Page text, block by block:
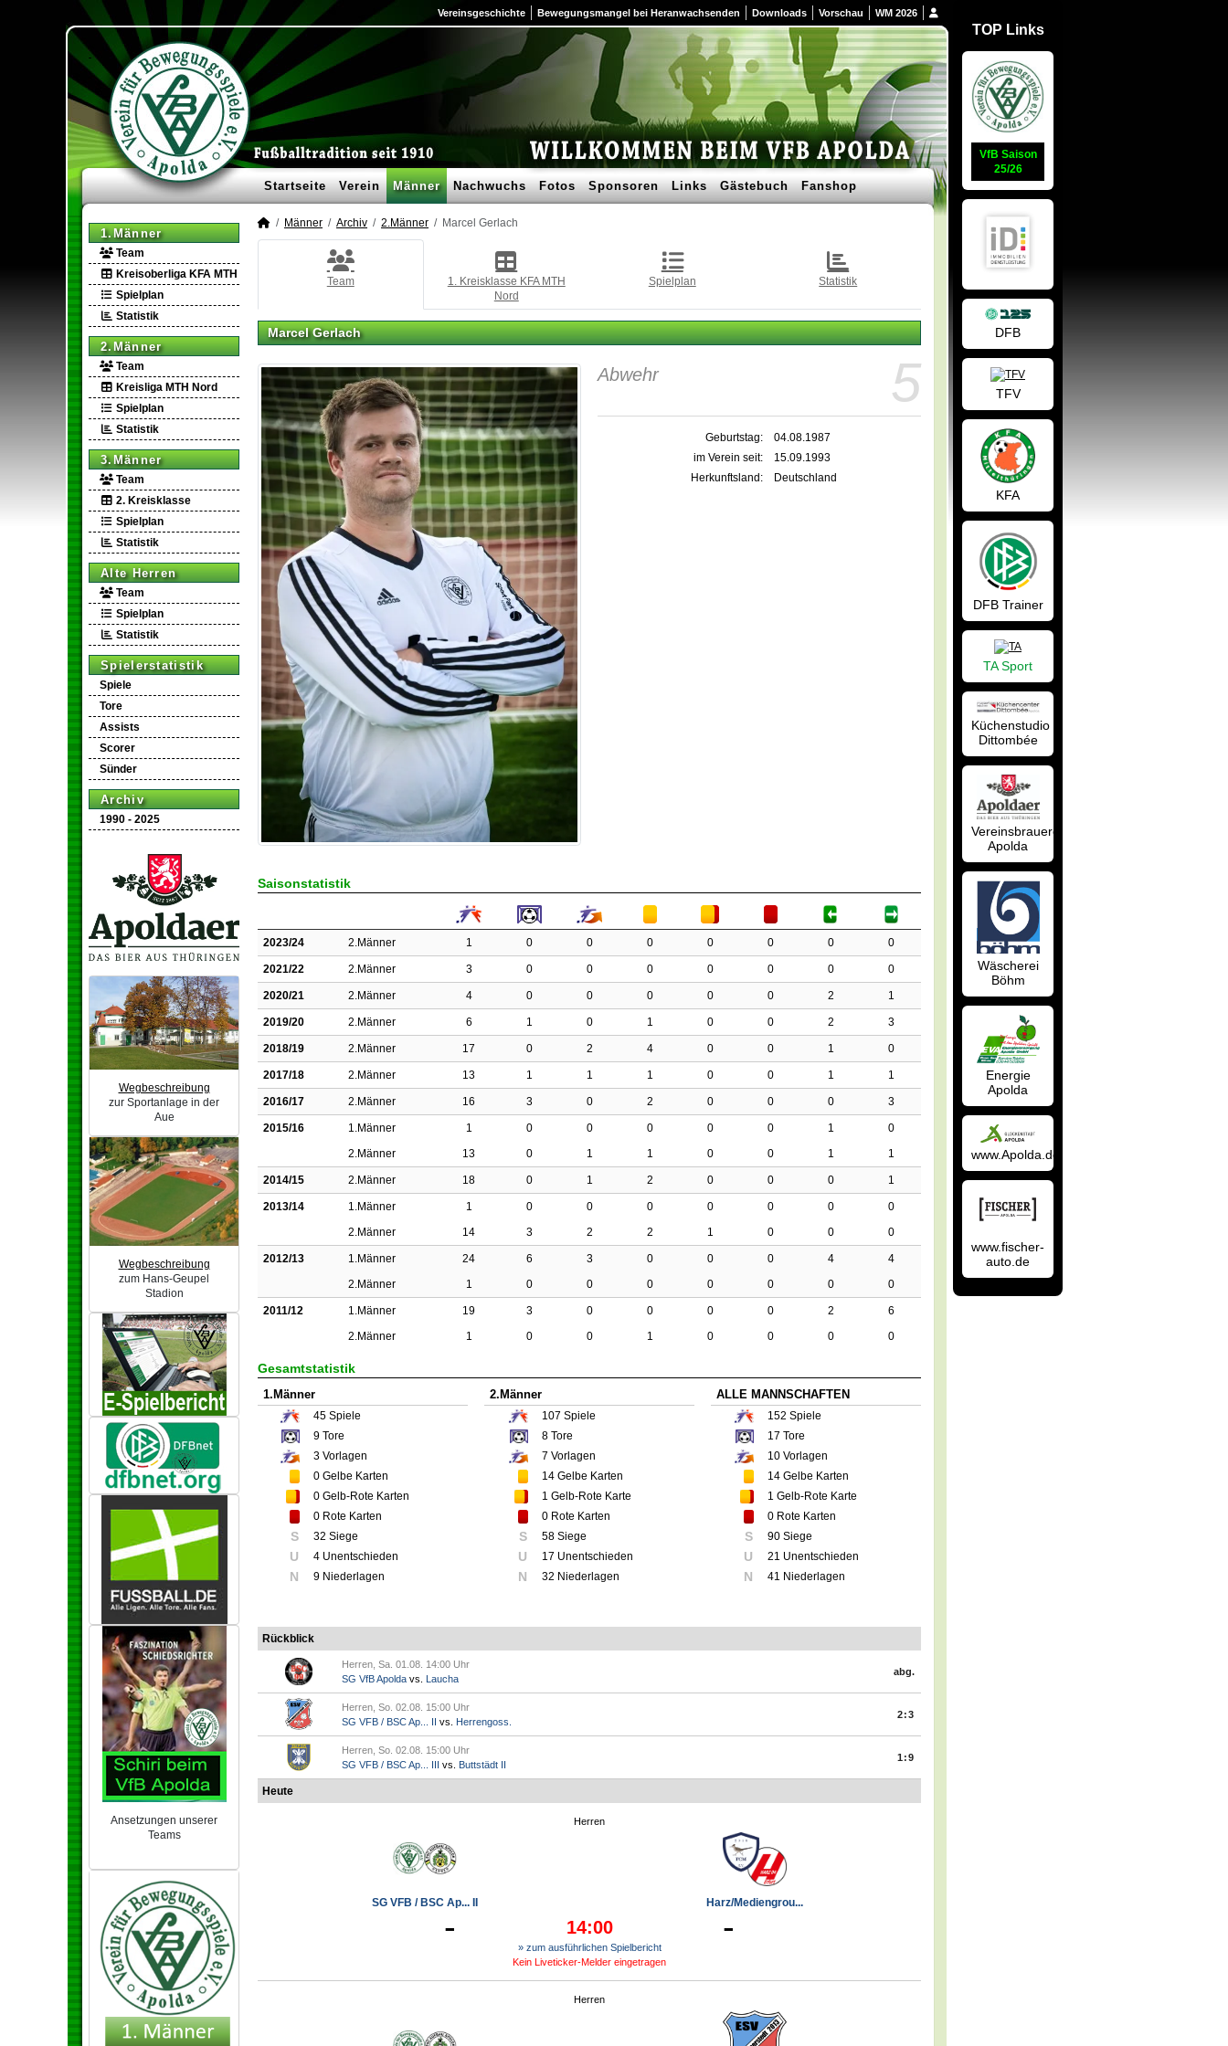
Vereinsgeschichte Bewegungsmangel bei Heranwachsenden Downloads Vorschau WM 2026
Startseite Verein Männer Nachwuchs Fotos Sponsoren Links Gästebuch Fanshop
1.Männer
Team
Kreisoberliga KFA MTH
Spielplan
Statistik
2.Männer
Team
Kreisliga MTH Nord
Spielplan
Statistik
3.Männer
Team
2. Kreisklasse
Spielplan
Statistik
Alte Herren
Team
Spielplan
Statistik
Spielerstatistik
Spiele
Tore
Assists
Scorer
Sünder
Archiv
1990 - 2025
Wegbeschreibung
zur Sportanlage in der
Aue
Wegbeschreibung
zum Hans-Geupel
Stadion
Ansetzungen unserer
Teams
Männer Archiv 2.Männer Marcel Gerlach
Team
1. Kreisklasse KFA MTH
Nord
Spielplan Statistik
Marcel Gerlach
5
Abwehr
Geburtstag:
04.08.1987
im Verein seit:
15.09.1993
Herkunftsland:
Deutschland
Saisonstatistik
2023/24 2.Männer 1 0 0 0 0 0 0 0
2021/22 2.Männer 3 0 0 0 0 0 0 0
2020/21 2.Männer 4 0 0 0 0 0 2 1
2019/20 2.Männer 6 1 0 1 0 0 2 3
2018/19 2.Männer 17 0 2 4 0 0 1 0
2017/18 2.Männer 13 1 1 1 0 0 1 1
2016/17 2.Männer 16 3 0 2 0 0 0 3
2015/16 1.Männer 1 0 0 0 0 0 1
0
2.Männer
13 0 1 1 0 0 1 1
2014/15 2.Männer 18 0 1 2 0 0 0 1
2013/14 1.Männer 1 0 0 0 0 0 0
0
2.Männer
14 3 2 2 1 0 0 0
2012/13 1.Männer 24 6 3 0 0 0 4
4
2.Männer
1 0 0 0 0 0 0 0
2011/12 1.Männer 19 3 0 0 0 0 2
6
2.Männer
1 0 0 1 0 0 0 0
Gesamtstatistik
1.Männer
45 Spiele
9 Tore
3 Vorlagen
0 Gelbe Karten
0 Gelb-Rote Karten
0 Rote Karten
S 32 Siege
U 4 Unentschieden
N 9 Niederlagen
2.Männer
107 Spiele
8 Tore
7 Vorlagen
14 Gelbe Karten
1 Gelb-Rote Karte
0 Rote Karten
S 58 Siege
U 17 Unentschieden
N 32 Niederlagen
ALLE MANNSCHAFTEN
152 Spiele
17 Tore
10 Vorlagen
14 Gelbe Karten
1 Gelb-Rote Karte
0 Rote Karten
S 90 Siege
U 21 Unentschieden
N 41 Niederlagen
Rückblick
Herren, Sa. 01.08. 14:00 Uhr
SG VfB Apolda vs. Laucha
abg.
Herren, So. 02.08. 15:00 Uhr
SG VFB / BSC Ap... II vs. Herrengoss.
2:3
Herren, So. 02.08. 15:00 Uhr
SG VFB / BSC Ap... III vs. Buttstädt II
1:9
Heute
Herren
SG VFB / BSC Ap... II Harz/Mediengrou...
- 14:00 -
» zum ausführlichen Spielbericht
Kein Liveticker-Melder eingetragen
Herren
TOP Links
VfB Saison
25/26
DFB
TFV
KFA
DFB Trainer
TA Sport
Küchenstudio
Dittombée
Vereinsbrauerei
Apolda
Wäscherei
Böhm
Energie
Apolda
www.Apolda.de
www.fischer-
auto.de